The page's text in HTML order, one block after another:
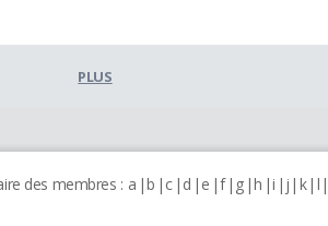
PLUS
des membres : a b c d e f g h i j k l